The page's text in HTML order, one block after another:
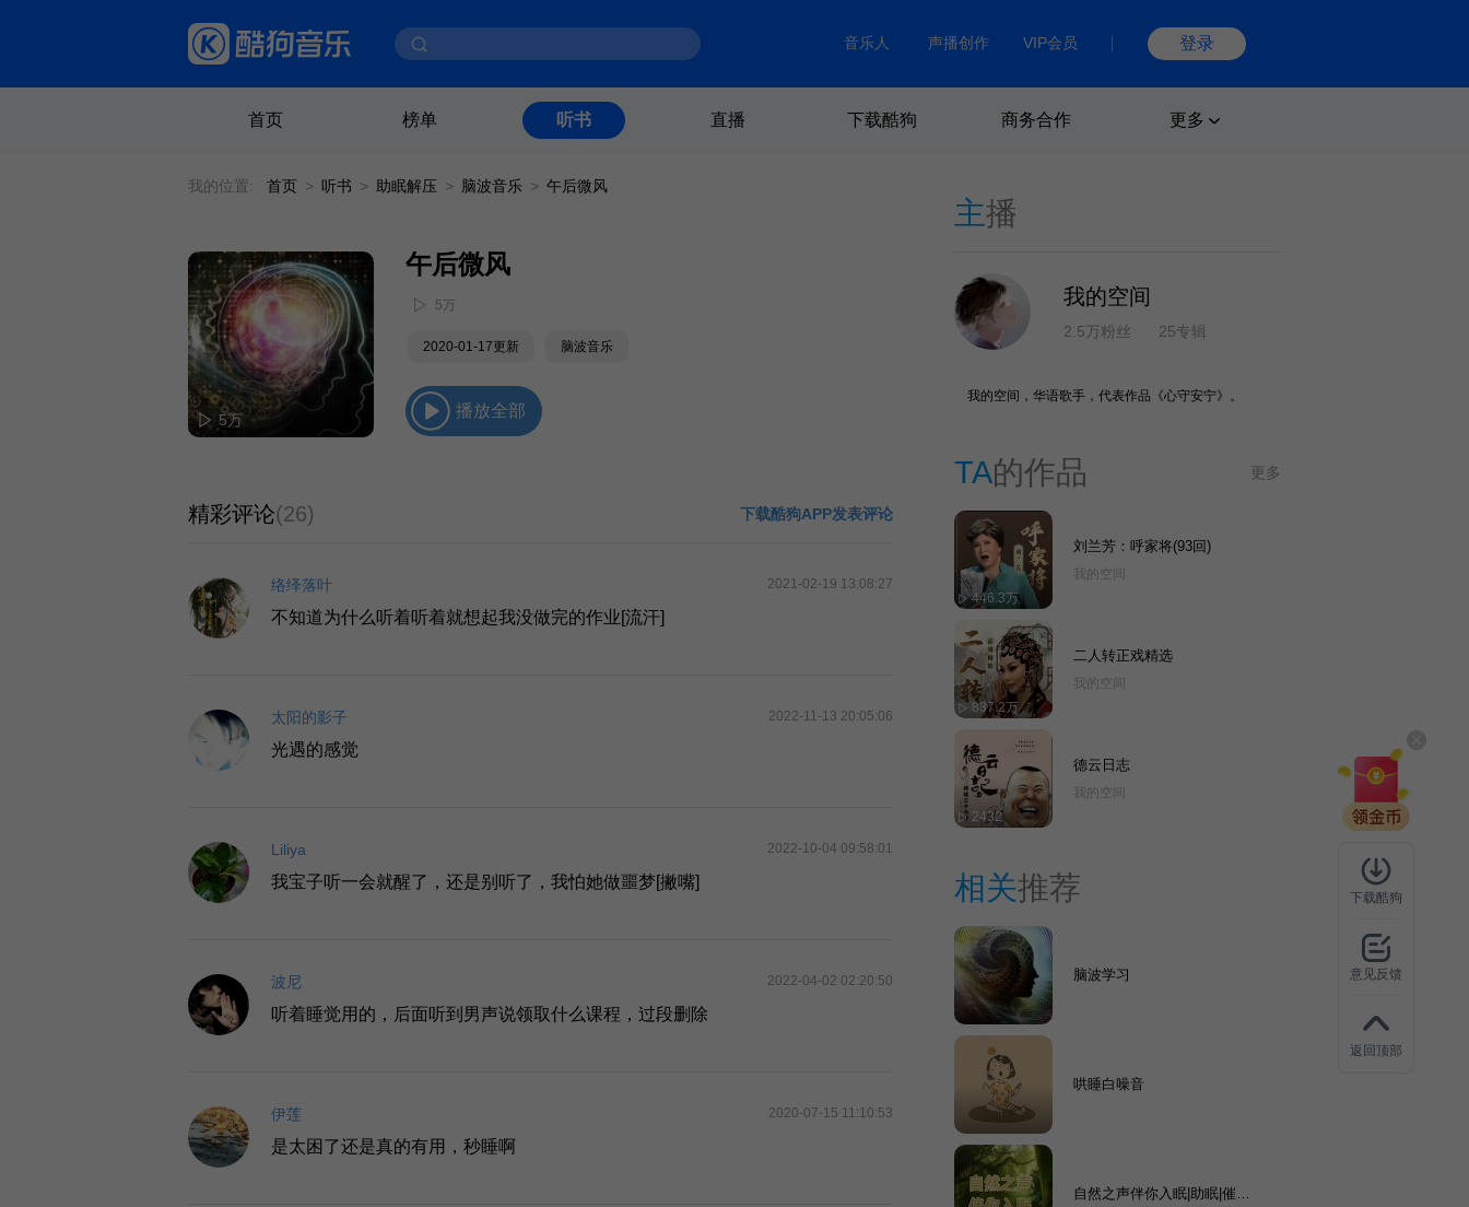
音乐人 声播创作 VIP会员 登录
首页 榜单 听书 直播 下载酷狗 商务合作 更多
我的位置: 首页 > 听书 > 助眠解压 > 脑波音乐 > 午后微风
5万
午后微风
5万
2020-01-17更新 脑波音乐
播放全部
精彩评论(26) 下载酷狗APP发表评论
络绎落叶 2021-02-19 13:08:27
不知道为什么听着听着就想起我没做完的作业[流汗]
太阳的影子 2022-11-13 20:05:06
光遇的感觉
Liliya 2022-10-04 09:58:01
我宝子听一会就醒了，还是别听了，我怕她做噩梦[撇嘴]
波尼 2022-04-02 02:20:50
听着睡觉用的，后面听到男声说领取什么课程，过段删除
伊莲 2020-07-15 11:10:53
是太困了还是真的有用，秒睡啊
主播
我的空间
2.5万粉丝 25专辑
我的空间，华语歌手，代表作品《心守安宁》。
TA的作品 更多
446.3万
刘兰芳：呼家将(93回)
我的空间
837.2万
二人转正戏精选
我的空间
2432
德云日志
我的空间
相关推荐
脑波学习
哄睡白噪音
自然之声伴你入眠|助眠|催眠|
下载酷狗
意见反馈
返回顶部